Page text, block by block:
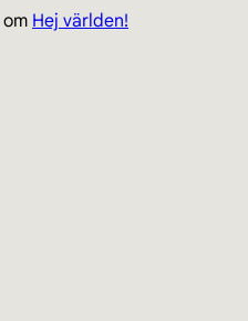
om Hej världen!